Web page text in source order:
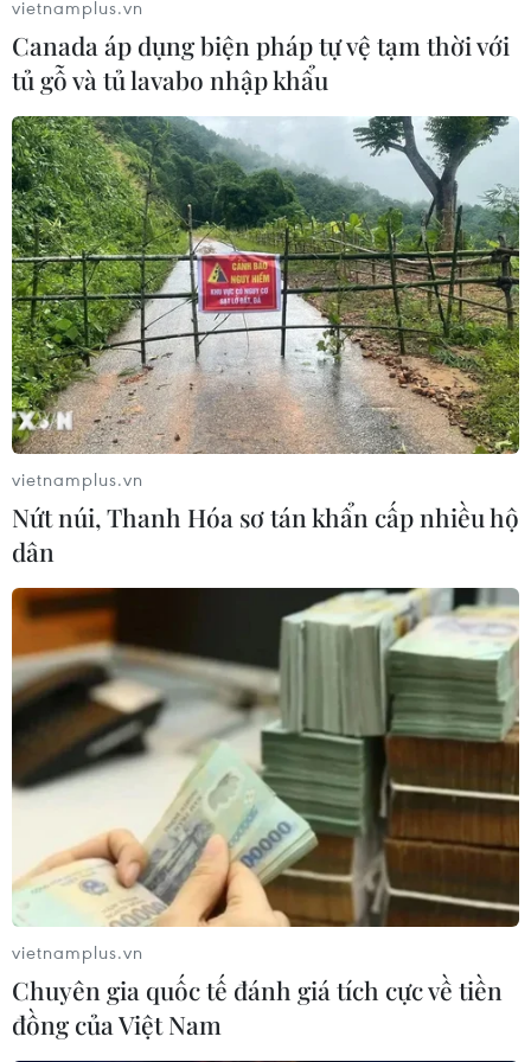
vietnamplus.vn
Canada áp dụng biện pháp tự vệ tạm thời với
tủ gỗ và tủ lavabo nhập khẩu
vietnamplus.vn
Nứt núi, Thanh Hóa sơ tán khẩn cấp nhiều hộ
dân
vietnamplus.vn
Chuyên gia quốc tế đánh giá tích cực về tiền
đồng của Việt Nam